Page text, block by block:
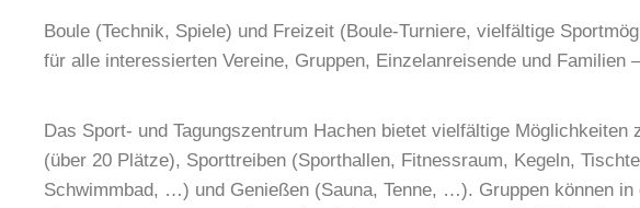
Boule (Technik, Spiele) und Freizeit (Boule-Turniere, vielfältige
für alle interessierten Vereine, Gruppen, Einzelanreisende und Familien
Das Sport- und Tagungszentrum Hachen bietet vielfältige Möglichkeiten
(über 20 Plätze), Sporttreiben (Sporthallen, Fitnessraum, Kegeln,
Schwimmbad, …) und Genießen (Sauna, Tenne, …). Gruppen können in